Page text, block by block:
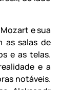
e sua
as salas de
e as telas.
e a
notáveis.